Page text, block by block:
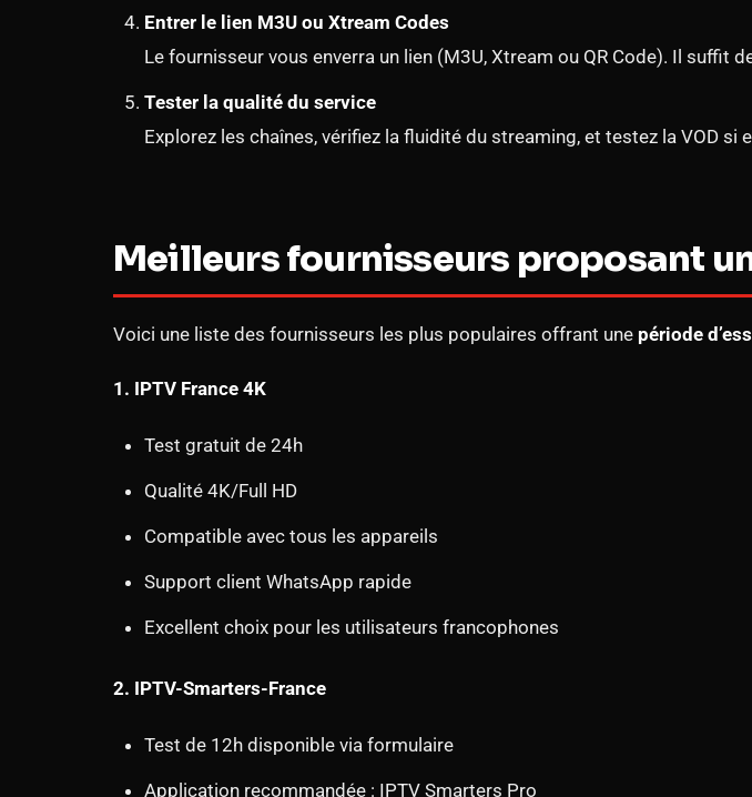
Entrer le lien M3U ou Xtream Codes
Le fournisseur vous enverra un lien (M3U, Xtream ou QR Code). Il suffit
Tester la qualité du service
Explorez les chaînes, vérifiez la fluidité du streaming, et testez la VOD si
Meilleurs fournisseurs proposant
Voici une liste des fournisseurs les plus populaires offrant une période
1. IPTV France 4K
Test gratuit de 24h
Qualité 4K/Full HD
Compatible avec tous les appareils
Support client WhatsApp rapide
Excellent choix pour les utilisateurs francophones
2. IPTV-Smarters-France
Test de 12h disponible via formulaire
Application recommandée : IPTV Smarters Pro